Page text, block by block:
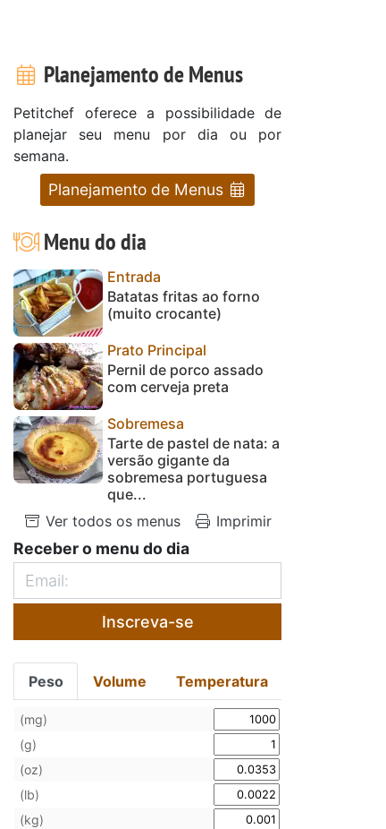
Planejamento de Menus
Petitchef oferece a possibilidade de
planejar seu menu por dia ou por
semana.
Planejamento de Menus
Menu do dia
Entrada
Batatas fritas ao forno
(muito crocante)
Prato Principal
Pernil de porco assado
com cerveja preta
Sobremesa
Tarte de pastel de nata: a
versão gigante da
sobremesa portuguesa
que...
Ver todos os menus
Imprimir
Receber o menu do dia
Inscreva-se
Peso Volume Temperatura
(mg)
(g)
(oz)
(lb)
(kg)